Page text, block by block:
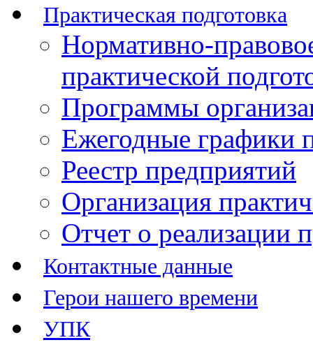
Практическая подготовка
Нормативно-
практической
Программы
Ежегодные графики
Реестр предприятий
Организация
Отчет о реализации
Контактные данные
Герои нашего времени
УПК